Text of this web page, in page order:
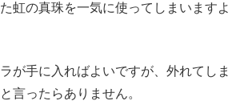
虹の真珠を一気に使ってしまいますよ
が手に入ればよいですが、外れてしま
言ったらありません。